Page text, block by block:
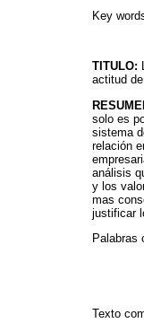
Key
TITULO:
actitud
solo es
sistema
relación
análisis
y los
mas
justificar
Palabras
Texto